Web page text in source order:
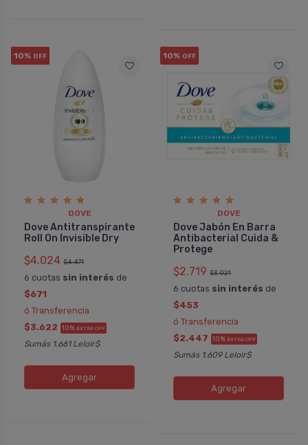
10% OFF
DOVE
Dove Antitranspirante
Roll On Invisible Dry
$4.024 $4.471
6 cuotas sin interés de
$671
ó Transferencia
$3.622 10% EXTRA OFF
Sumás 1.661 Leloir$
Agregar
10% OFF
DOVE
Dove Jabón En Barra
Antibacterial Cuida &
Protege
$2.719 $3.021
6 cuotas sin interés de
$453
ó Transferencia
$2.447 10% EXTRA OFF
Sumás 1.609 Leloir$
Agregar